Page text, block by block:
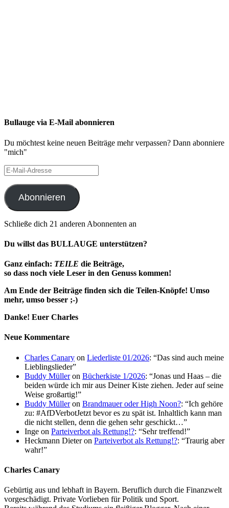
Bullauge via E-Mail abonnieren
Du möchtest keine neuen Beiträge mehr verpassen? Dann abonniere
"mich"
E-
Mail-
Adresse
Abonnieren
Schließe dich 21 anderen Abonnenten an
Du willst das BULLAUGE unterstützen?
Ganz einfach: TEILE die Beiträge,
so dass noch viele Leser in den Genuss kommen!
Am Ende der Beiträge finden sich die Teilen-Knöpfe! Umso
mehr, umso besser ;-)
Danke! Euer Charles
Neue Kommentare
Charles Canary on Liederliste 01/2026: “Das sind auch meine
Lieblingslieder”
Buddy Mülleron Bücherkiste 1/2026: “Jonas und Haas – die
beiden würde ich mir aus Deiner Kiste ziehen. Jeder auf seine
Weise großartig!”
Buddy Mülleron Brandmauer oder High Noon?: “Ich gehöre
zu: #AfDVerbotJetzt bevor es zu spät ist. Inhaltlich kann man
die nicht stellen, denn die gehen sehr geschickt…”
Inge on Parteiverbot als Rettung!?: “Sehr treffend!”
Heckmann Dieteron Parteiverbot als Rettung!?: “Traurig aber
wahr!”
Charles Canary
Gebürtig aus und lebhaft in Bayern. Beruflich durch die Finanzwelt
vorgeschädigt. Private Vorlieben für Politik und Sport.